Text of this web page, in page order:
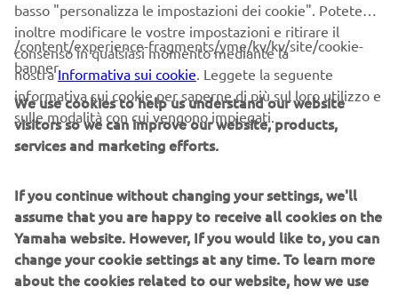
Con l’ Acqua, la protagonista diventa la Waverunner
JetBlaster X. Qui potenza efluiditàsi fondono sulle
onde, trasformando l’elemento in un gioco fatto di
scoperta delle coste, scie spettacolari e puro
divertimentosull’acqua.
🔥 FUOCO
Il viaggio si chiude con ilFuoco, incarnato dallaR7 con kit
GYTR. Un concentrato dienergia,velocitàepassione
basso "personalizza le impostazioni dei cookie". Potete
inoltre modificare le vostre impostazioni e ritirare il
consenso in qualsiasi momento mediante la
nostraInformativa sui cookie. Leggete la seguente
informativa sui cookie per saperne di più sul loro utilizzo e
sulle modalità con cui vengono impiegati.
/content/experience-fragments/yme/kv/kv/site/cookie-
banner
We use cookies to help us understand our website
visitors so we can improve our website, products,
services and marketing efforts.
If you continue without changing your settings, we'll
assume that you are happy to receive all cookies on the
Yamaha website. However, If you would like to, you can
change your cookie settings at any time. To learn more
about the cookies related to our website, how we use